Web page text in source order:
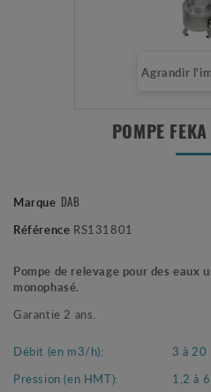
Agrandir
POMPE
Marque DAB
Référence RS131801
Pompe de relevage pour des eaux
monophasé.
Garantie 2 ans.
Débit (en m3/h):
3 à 20
Pression (en HMT):
1,2 à